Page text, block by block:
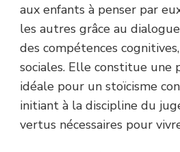
aux enfants à penser par
les autres grâce au
des compétences
sociales. Elle constitue une
idéale pour un stoïcisme
initiant à la discipline du
vertus nécessaires pour